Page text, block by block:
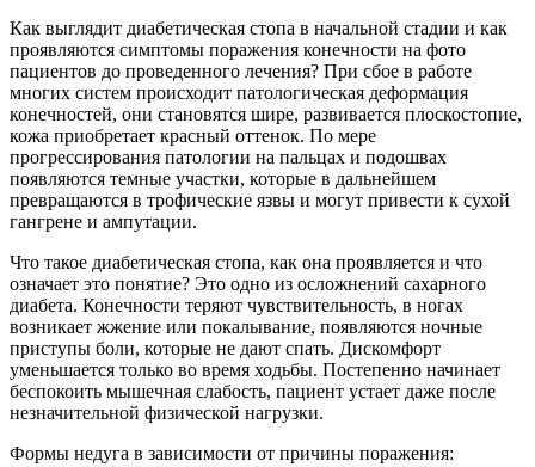
Как выглядит диабетическая стопа в начальной стадии и как
проявляются симптомы поражения конечности на фото
пациентов до проведенного лечения? При сбое в работе
многих систем происходит патологическая деформация
конечностей, они становятся шире, развивается плоскостопие,
кожа приобретает красный оттенок. По мере
прогрессирования патологии на пальцах и подошвах
появляются темные участки, которые в дальнейшем
превращаются в трофические язвы и могут привести к сухой
гангрене и ампутации.
Что такое диабетическая стопа, как она проявляется и что
означает это понятие? Это одно из осложнений сахарного
диабета. Конечности теряют чувствительность, в ногах
возникает жжение или покалывание, появляются ночные
приступы боли, которые не дают спать. Дискомфорт
уменьшается только во время ходьбы. Постепенно начинает
беспокоить мышечная слабость, пациент устает даже после
незначительной физической нагрузки.
Формы недуга в зависимости от причины поражения: